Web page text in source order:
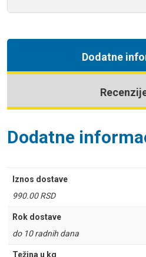
Dodatne
Dodatne
Iznos dostave
990.00 RSD
Rok dostave
do 10 radnih dana
Težina u kg